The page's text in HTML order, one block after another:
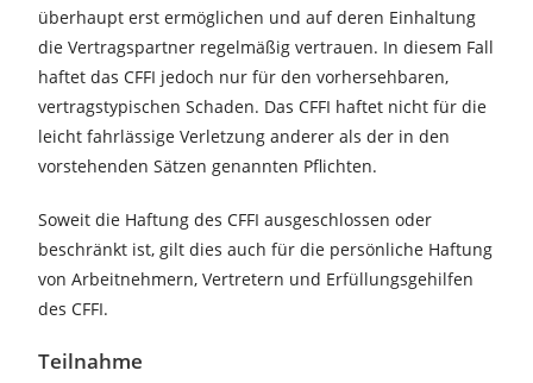
überhaupt erst ermöglichen und auf deren Einhaltung
die Vertragspartner regelmäßig vertrauen. In diesem Fall
haftet das CFFI jedoch nur für den vorhersehbaren,
vertragstypischen Schaden. Das CFFI haftet nicht für die
leicht fahrlässige Verletzung anderer als der in den
vorstehenden Sätzen genannten Pflichten.
Soweit die Haftung des CFFI ausgeschlossen oder
beschränkt ist, gilt dies auch für die persönliche Haftung
von Arbeitnehmern, Vertretern und Erfüllungsgehilfen
des CFFI.
Teilnahme